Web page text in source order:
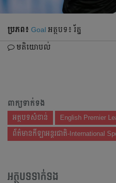
ប្រភព៖ Goal អត្ថបទ៖ រ័ត្ន
មតិយោបល់
ពាក្យទាក់ទង
អត្ថបទសំខាន់ English Premier
ព័ត៌មានកីឡាអន្តរជាតិ-International
អត្ថបទទាក់ទង